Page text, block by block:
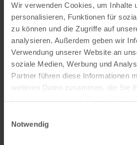
Wir verwenden Cookies, um Inhalte
personalisieren, Funktionen für
zu können und die Zugriffe auf
analysieren. Außerdem geben wir
Verwendung unserer Website an
soziale Medien, Werbung und
Partner führen diese Informationen
weiteren Daten zusammen, die Sie
Notwendig
a)
la BaFG
C.9.1.1.1 - Pour certains
qui vous sont présentés, il
d'alternative textuelle
remplisse le même objectif ;
les structures ou les relations